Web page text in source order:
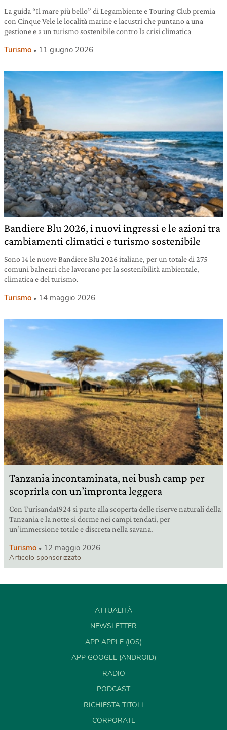
La guida “Il mare più bello” di Legambiente e Touring Club premia
con Cinque Vele le località marine e lacustri che puntano a una
gestione e a un turismo sostenibile contro la crisi climatica
Turismo 11 giugno 2026
Bandiere Blu 2026, i nuovi ingressi e le azioni tra
cambiamenti climatici e turismo sostenibile
Sono 14 le nuove Bandiere Blu 2026 italiane, per un totale di 275
comuni balneari che lavorano per la sostenibilità ambientale,
climatica e del turismo.
Turismo 14 maggio 2026
Tanzania incontaminata, nei bush camp per
scoprirla con un’impronta leggera
Con Turisanda1924 si parte alla scoperta delle riserve naturali della
Tanzania e la notte si dorme nei campi tendati, per
un’immersione totale e discreta nella savana.
Turismo 12 maggio 2026
Articolo sponsorizzato
ATTUALITÀ
NEWSLETTER
APP APPLE (IOS)
APP GOOGLE (ANDROID)
RADIO
PODCAST
RICHIESTA TITOLI
CORPORATE